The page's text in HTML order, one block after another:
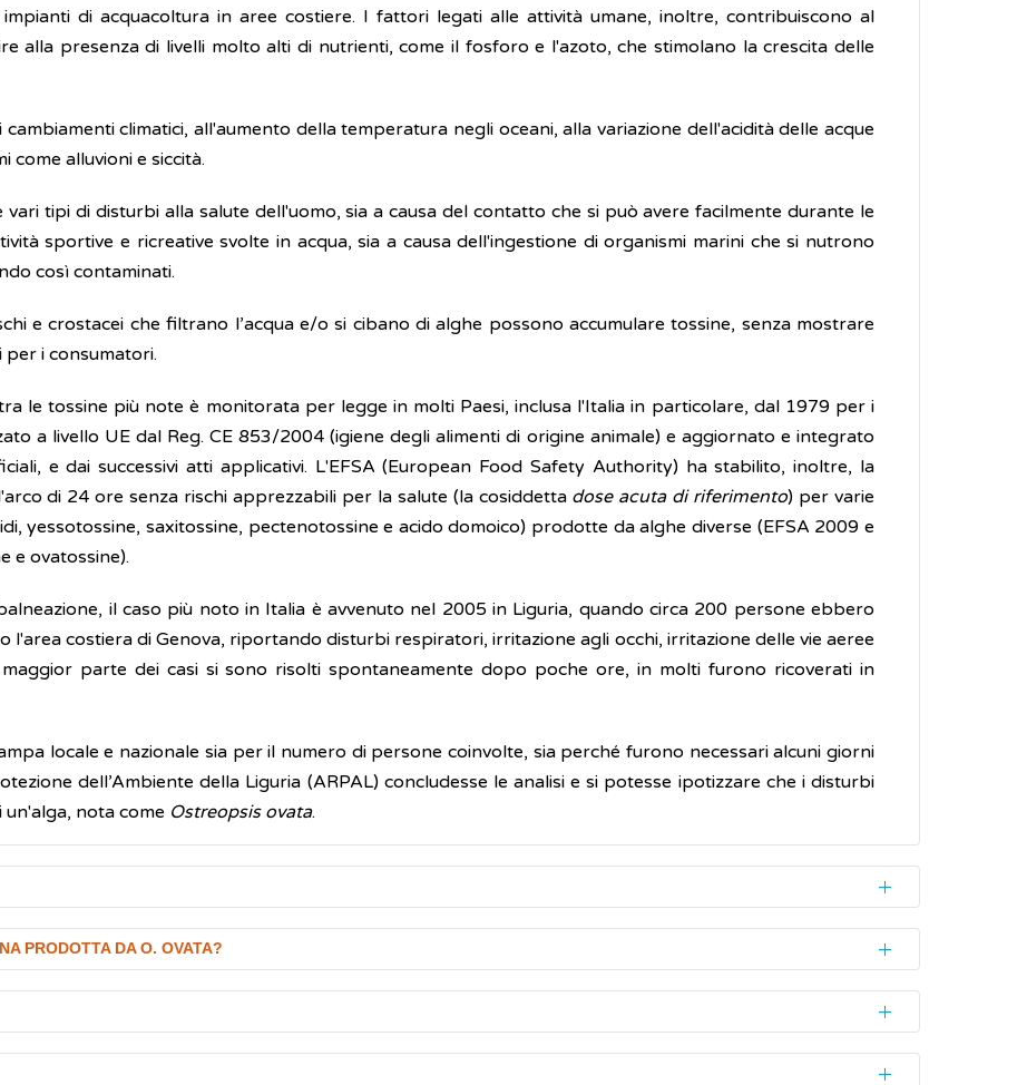
di acquacoltura in aree costiere. I fattori legati alle attività umane, inoltre, contribuiscono al
alla presenza di livelli molto alti di nutrienti, come il fosforo e l'azoto, che stimolano la crescita delle
climatici, all'aumento della temperatura negli oceani, alla variazione dell'acidità delle acque
come alluvioni e siccità.
tipi di disturbi alla salute dell'uomo, sia a causa del contatto che si può avere facilmente durante le
sportive e ricreative svolte in acqua, sia a causa dell'ingestione di organismi marini che si nutrono
così contaminati.
e crostacei che filtrano l’acqua e/o si cibano di alghe possono accumulare tossine, senza mostrare
i consumatori.
le tossine più note è monitorata per legge in molti Paesi, inclusa l'Italia in particolare, dal 1979 per i
a livello UE dal Reg. CE 853/2004 (igiene degli alimenti di origine animale) e aggiornato e integrato
e dai successivi atti applicativi. L'EFSA (European Food Safety Authority) ha stabilito, inoltre, la
di 24 ore senza rischi apprezzabili per la salute (la cosiddetta dose acuta di riferimento) per varie
yessotossine, saxitossine, pectenotossine e acido domoico) prodotte da alghe diverse (EFSA 2009 e
e ovatossine).
il caso più noto in Italia è avvenuto nel 2005 in Liguria, quando circa 200 persone ebbero
costiera di Genova, riportando disturbi respiratori, irritazione agli occhi, irritazione delle vie aeree
parte dei casi si sono risolti spontaneamente dopo poche ore, in molti furono ricoverati in
locale e nazionale sia per il numero di persone coinvolte, sia perché furono necessari alcuni giorni
dell’Ambiente della Liguria (ARPAL) concludesse le analisi e si potesse ipotizzare che i disturbi
nota come Ostreopsis ovata.
che vive in acqua, dolce o salata, a stretto contatto con il fondale o su un supporto solido come d
zone tropicali e subtropicali, ha dimensioni comprese tra i 30 e i 70 micrometri, ed è quindi invisibile a
però, prolifera fino a formare ampie chiazze bruno-rossastre ben riconoscibili in mare.
superficie di macro-alghe bentoniche rosse e brune e su fondi rocciosi.
PRODOTTA DA O. OVATA?
sono:
stati osservati solo durante fioriture molto intense di